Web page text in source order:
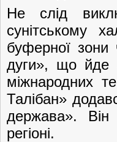
Не слід
сунітському
буферної зони
дуги», що йде
міжнародних
Талібан»
держава». Він
регіоні.